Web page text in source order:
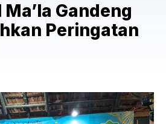
Gandeng
Peringatan